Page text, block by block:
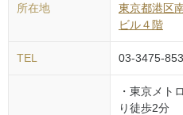
所在地
東京都港区
ビル４階
TEL 03-3475-
・東京メト
り徒歩2分